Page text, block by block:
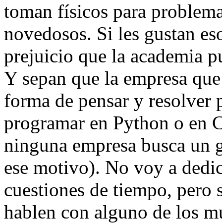
toman físicos para
novedosos. Si les gustan
prejuicio que la academia
Y sepan que la empresa
forma de pensar y resolver
programar en Python o en
ninguna empresa busca
ese motivo). No voy a
cuestiones de tiempo, pero
hablen con alguno de los